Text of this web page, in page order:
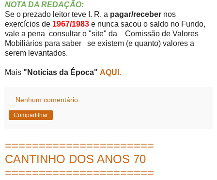
NOTA DA REDAÇÃO:
Se o prezado leitor teve I. R. a pagar/receber nos
exercícios de 1967/1983 e nunca sacou o saldo no Fundo,
vale a pena consultar o "site" da Comissão de Valores
Mobiliários para saber se existem (e quanto) valores a
serem levantados.
Mais "Notícias da Época" AQUI.
Nenhum comentário:
Compartilhar
======================
CANTINHO DOS ANOS 70
======================